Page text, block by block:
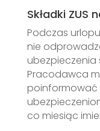
Składki ZUS
Podczas
nie
ubezpieczenia
Pracodawca
poinformować
co miesiąc